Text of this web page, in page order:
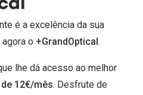
é a excelência da sua
o +GrandOptical .
lhe dá acesso ao melhor
12€/mês. Desfrute de